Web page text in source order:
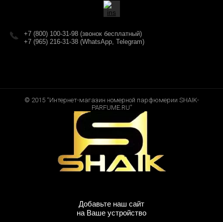
+7 (800) 100-31-98 (звонок бесплатный)
+7 (965) 216-31-38 (WhatsApp, Telegram)
© 2015 “Интернет-магазин номерной парфюмерии SHAIK-
PARFUME.RU”
Добавьте наш сайт
на Ваше устройство